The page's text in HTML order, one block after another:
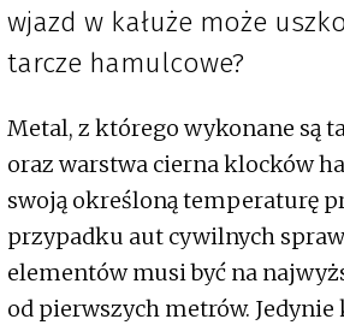
wjazd w kałuże może
tarcze hamulcowe?
Metal, z którego wykonane są
oraz warstwa cierna klocków
swoją określoną temperaturę
przypadku aut cywilnych
elementów musi być na
od pierwszych metrów.